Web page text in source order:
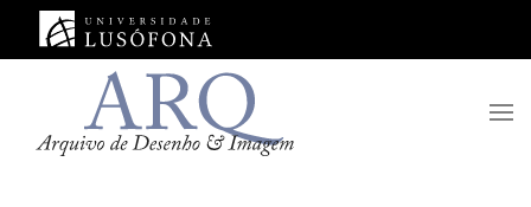
Saltar para o conteúdo principal